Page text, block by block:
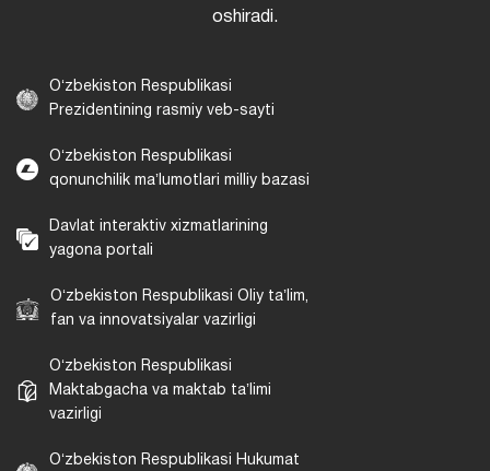
oshiradi.
Oʻzbekiston Respublikasi
Prezidentining rasmiy veb-sayti
Oʻzbekiston Respublikasi
qonunchilik maʼlumotlari milliy bazasi
Davlat interaktiv xizmatlarining
yagona portali
Oʻzbekiston Respublikasi Oliy taʼlim,
fan va innovatsiyalar vazirligi
Oʻzbekiston Respublikasi
Maktabgacha va maktab taʼlimi
vazirligi
Oʻzbekiston Respublikasi Hukumat